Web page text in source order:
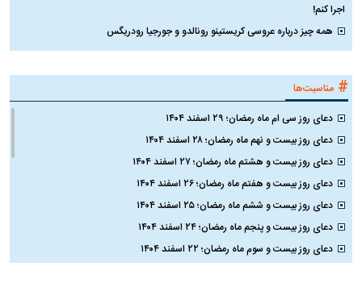
اجرا کنم!
همه چیز درباره عروسی کریستینو رونالدو و جورجیا رودریگس
# مناسبت‌ها
دعای روز سی ام ماه رمضان؛ ۲۹ اسفند ۱۴۰۴
دعای روز بیست و نهم ماه رمضان؛ ۲۸ اسفند ۱۴۰۴
دعای روز بیست و هشتم ماه رمضان؛ ۲۷ اسفند ۱۴۰۴
دعای روز بیست و هفتم ماه رمضان؛ ۲۶ اسفند ۱۴۰۴
دعای روز بیست و ششم ماه رمضان؛ ۲۵ اسفند ۱۴۰۴
دعای روز بیست و پنجم ماه رمضان؛ ۲۴ اسفند ۱۴۰۴
دعای روز بیست و سوم ماه رمضان؛ ۲۲ اسفند ۱۴۰۴